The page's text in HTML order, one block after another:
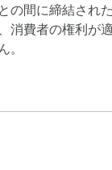
ー)、JPY (日本
ソ)、MYR (マレ
ー・ヌエボ・ソ
の間に締結され
消費者の権利が
。